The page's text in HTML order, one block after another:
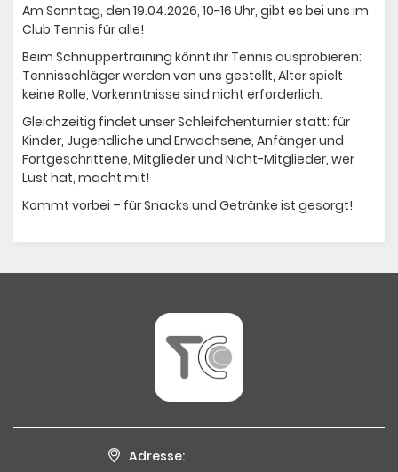
Am Sonntag, den 19.04.2026, 10-16 Uhr, gibt es bei uns im
Club Tennis für alle!
Beim Schnuppertraining könnt ihr Tennis ausprobieren:
Tennisschläger werden von uns gestellt, Alter spielt
keine Rolle, Vorkenntnisse sind nicht erforderlich.
Gleichzeitig findet unser Schleifchenturnier statt: für
Kinder, Jugendliche und Erwachsene, Anfänger und
Fortgeschrittene, Mitglieder und Nicht-Mitglieder, wer
Lust hat, macht mit!
Kommt vorbei – für Snacks und Getränke ist gesorgt!
Adresse: